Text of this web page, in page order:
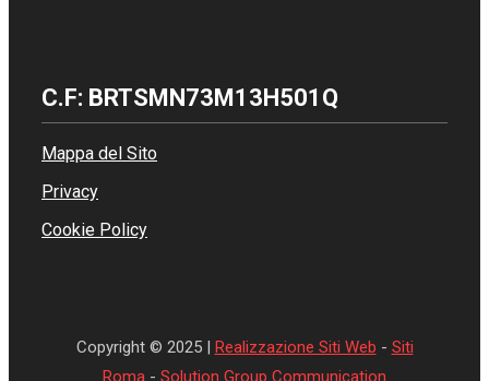
C.F: BRTSMN73M13H501Q
Mappa del Sito
Privacy
Cookie Policy
Copyright © 2025 | Realizzazione Siti Web - Siti
Roma - Solution Group Communication